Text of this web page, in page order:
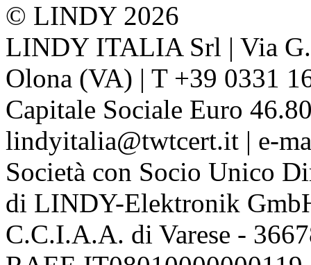
© LINDY 2026
LINDY ITALIA Srl | Via
Olona (VA) | T +39 0331
Capitale Sociale Euro
lindyitalia@twtcert.it | e-
Società con Socio Unico
di LINDY-Elektronik
C.C.I.A.A. di Varese -